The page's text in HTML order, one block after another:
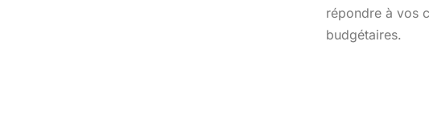
répondre à vos
budgétaires.